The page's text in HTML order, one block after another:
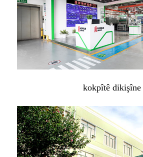
kokpîtê dikişîne